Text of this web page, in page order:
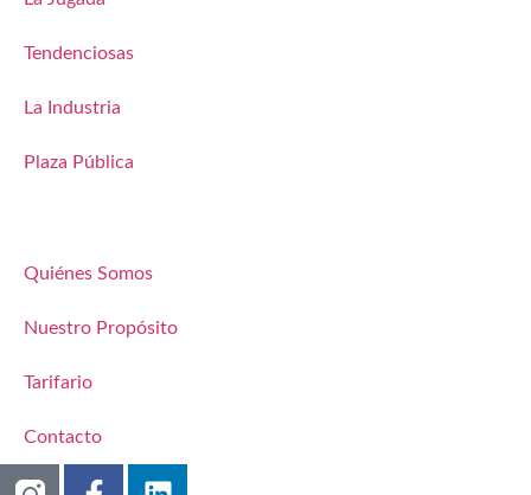
Tendenciosas
La Industria
Plaza Pública
Quiénes Somos
Nuestro Propósito
Tarifario
Contacto